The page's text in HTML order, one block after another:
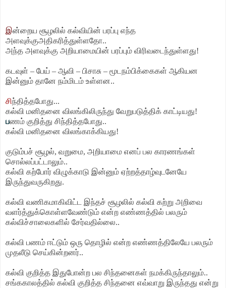
இன்றைய சூழலில் கல்வியின் பரப்பு எந்த
அளவுக்குஅதிகரித்துள்ளதோ..
அந்த அளவுக்கு அறியாமையின் பரப்பும் விரிவடைந்துள்ளது!
கடவுள் – பேய் – ஆவி – பிசாசு – மூடநம்பிக்கைகள் ஆகியன
இன்னும் தானே நம்மிடம் உள்ளன..
சிந்தித்தபோது...
கல்வி மனிதனை விலங்கிலிருந்து வேறுபடுத்திக் காட்டியது!
பணம் குறித்து சிந்தித்தபோது..
கல்வி மனிதனை விலங்காக்கியது!
குடும்பச் சூழல், வறுமை, அறியாமை எனப் பல காரணங்கள்
சொல்லப்பட்டாலும்..
கல்வி கற்போர் விழுக்காடு இன்னும் ஏற்றத்தாழ்வுடனேயே
இருந்துவருகிறது.
கல்வி வணிகமாகிவிட்ட இந்தச் சூழலில் கல்வி கற்று அறிவை
வளர்த்துக்கொள்ளவேண்டும் என்ற எண்ணத்தில் பலரும்
கல்விச்சாலைகளில் சேர்வதில்லை..
கல்வி பணம் ஈட்டும் ஒரு தொழில் என்ற எண்ணத்திலேயே பலரும்
முதலீடு செய்கின்றனர்..
கல்வி குறித்த இதுபோன்ற பல சிந்தனைகள் நமக்கிருந்தாலும்..
சங்ககாலத்தில் கல்வி குறித்த சிந்தனை எவ்வாறு இருந்தது என்று